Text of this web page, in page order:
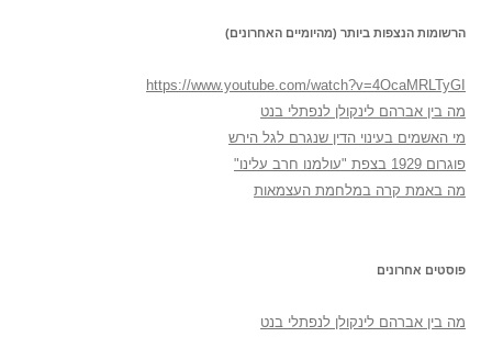
הרשומות הנצפות ביותר (מהיומיים האחרונים)
https://www.youtube.com/watch?v=4OcaMRLTyGI
מה בין אברהם לינקולן לנפתלי בנט
מי האשמים בעינוי הדין שנגרם לגל הירש
פוגרום 1929 בצפת "עולמנו חרב עלינו"
מה באמת קרה במלחמת העצמאות
פוסטים אחרונים
מה בין אברהם לינקולן לנפתלי בנט